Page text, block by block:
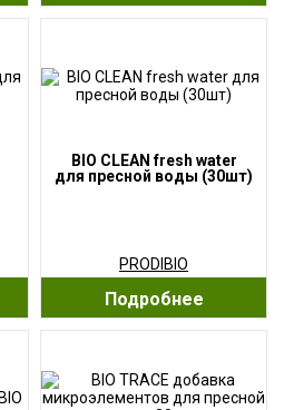
BIO CLEAN fresh water
для пресной воды (30шт)
PRODIBIO
Подробнее